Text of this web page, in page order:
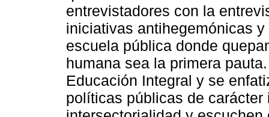
entrevistadores con la
iniciativas antihegemónicas
escuela pública donde
humana sea la primera
Educación Integral y se
políticas públicas de